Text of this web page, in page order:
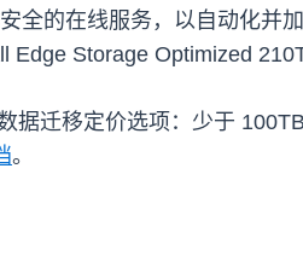
全的在线服务，以自动化并
Storage Optimized
迁移定价选项：少于
。